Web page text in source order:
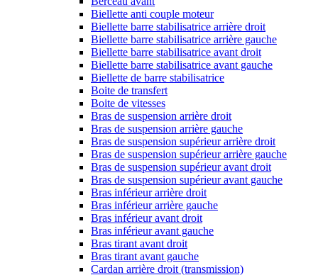
Biellette anti couple moteur
Biellette barre stabilisatrice arrière droit
Biellette barre stabilisatrice arrière gauche
Biellette barre stabilisatrice avant droit
Biellette barre stabilisatrice avant gauche
Biellette de barre stabilisatrice
Boite de transfert
Boite de vitesses
Bras de suspension arrière droit
Bras de suspension arrière gauche
Bras de suspension supérieur arrière droit
Bras de suspension supérieur arrière gauche
Bras de suspension supérieur avant droit
Bras de suspension supérieur avant gauche
Bras inférieur arrière droit
Bras inférieur arrière gauche
Bras inférieur avant droit
Bras inférieur avant gauche
Bras tirant avant droit
Bras tirant avant gauche
Cardan arrière droit (transmission)